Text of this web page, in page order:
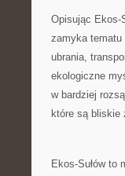
Opisując Ekos-
zamyka tematu
ubrania,
ekologiczne
w bardziej
które są bliskie
Ekos-Sułów